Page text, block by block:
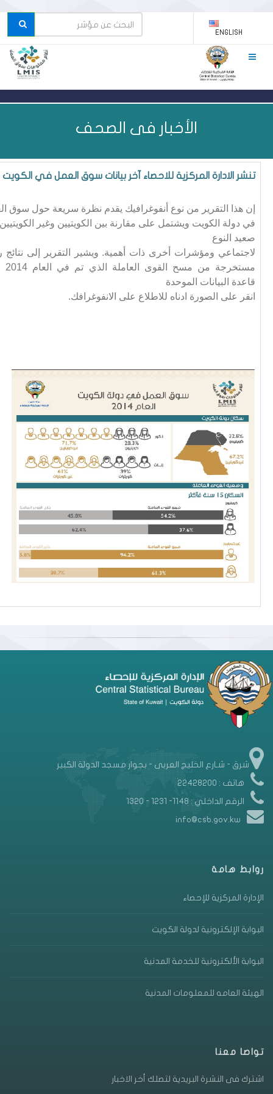
ENGLISH
الأخبار فى الصحف
تنشر الادارة المركزية للاحصاء آخر بيانات سوق العمل في الكويت
إن هذا التقرير من نوع أنفوغرافيك يقدم نظرة سريعة حول سوق
في دولة الكويت ويشتمل على مقارنة بين الكويتيين وغير
صعيد النوع
لاجتماعي ومؤشرات أخرى ذات أهمية. ويشير التقرير إلى نتائج
قاعدة البيانات الموحدة
انقر على الصورة ادناه للاطلاع على الانفوغرافك.
شرق - شـارع الخليج العربى - بجوار مسجد الدولة الكبير
هاتف : 22428200
الرقم الداخلي : 1148- 1231 - 1320
info@csb.gov.kw
روابط هامة
الإدارة المركزية للإحصاء
البوابة الإلكترونية لدولة الكويت
البوابة الألكترونية للخدمة المدنية
الهيئة العامه للمعلومات المدنية
تواصا معنا
اشترك فى النشرة البريدية لتصلك أخر الاخبار